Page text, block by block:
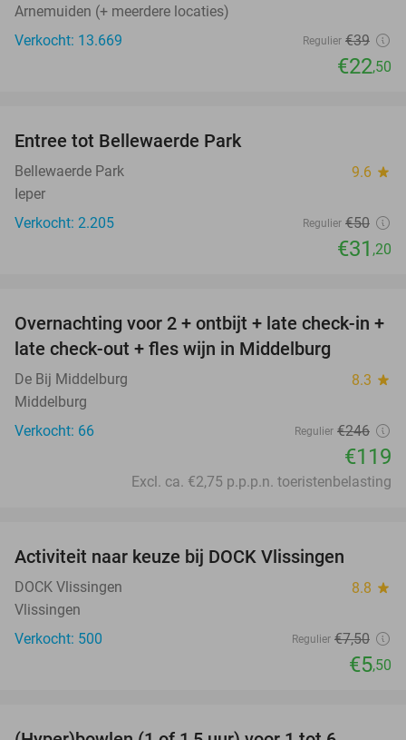
Arnemuiden (+ meerdere locaties)
Verkocht: 13.669
Regulier €39
€22,50
Entree tot Bellewaerde Park
Bellewaerde Park 9.6 star
Ieper
Verkocht: 2.205
Regulier €50
€31 ,20
52%
Overnachting voor 2 + ontbijt + late check-in +
late check-out + fles wijn in Middelburg
De Bij Middelburg 8.3 star
Middelburg
Verkocht: 66
Regulier €246
€119
Excl. ca. €2,75 p.p.p.n. toeristenbelasting
Activiteit naar keuze bij DOCK Vlissingen
DOCK Vlissingen 8.8 star
Vlissingen
Verkocht: 500
Regulier €7,50
€5,50